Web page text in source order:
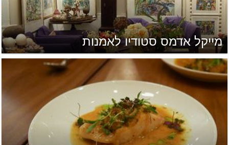
מייקל אדמס סטודיו לאמנות